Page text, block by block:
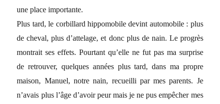
une place importante.
Plus tard, le corbillard hippomobile devint automobile : plus
de cheval, plus d’attelage, et donc plus de nain. Le progrès
montrait ses effets. Pourtant qu’elle ne fut pas ma surprise
de retrouver, quelques années plus tard, dans ma propre
maison, Manuel, notre nain, recueilli par mes parents. Je
n’avais plus l’âge d’avoir peur mais je ne pus empêcher mes